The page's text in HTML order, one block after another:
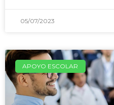
05/07/2023
APOYO ESCOLAR